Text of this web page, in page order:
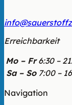
Erreichbarkeit
Mo – Fr 6:30 –
Sa – So 7:00 –
Navigation